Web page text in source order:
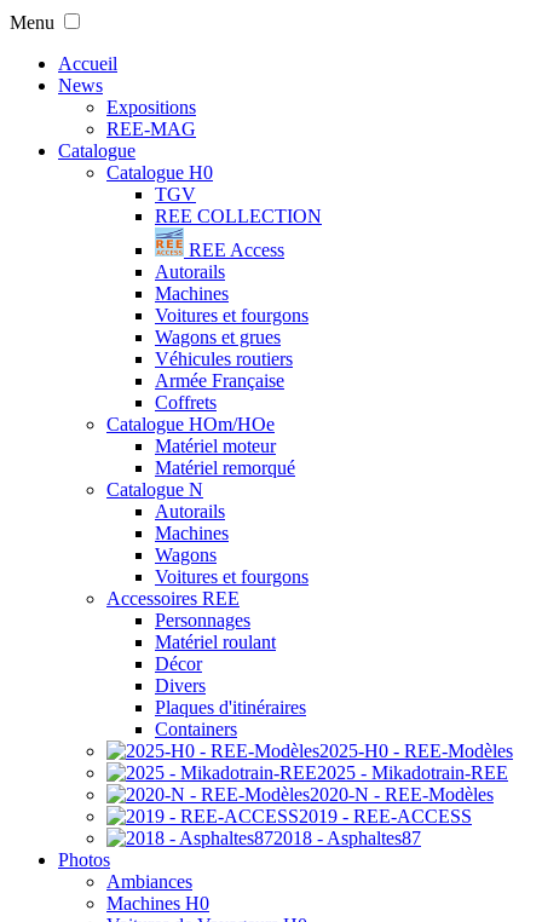
Menu
Accueil
News
Expositions
REE-MAG
Catalogue
Catalogue H0
TGV
REE COLLECTION
REE Access
Autorails
Machines
Voitures et fourgons
Wagons et grues
Véhicules routiers
Armée Française
Coffrets
Catalogue HOm/HOe
Matériel moteur
Matériel remorqué
Catalogue N
Autorails
Machines
Wagons
Voitures et fourgons
Accessoires REE
Personnages
Matériel roulant
Décor
Divers
Plaques d'itinéraires
Containers
2025-H0 - REE-Modèles
2025 - Mikadotrain-REE
2020-N - REE-Modèles
2019 - REE-ACCESS
2018 - Asphaltes87
Photos
Ambiances
Machines H0